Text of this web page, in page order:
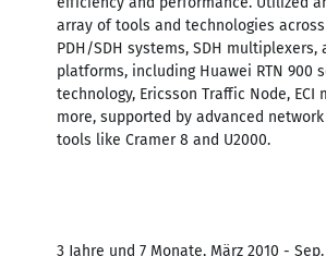
array of tools and technologies
PDH/SDH systems, SDH multiplexers,
platforms, including Huawei RTN 900
technology, Ericsson Traffic Node, ECI
more, supported by advanced
tools like Cramer 8 and U2000.
3 Jahre und 7 Monate, März 2010 - Sep.